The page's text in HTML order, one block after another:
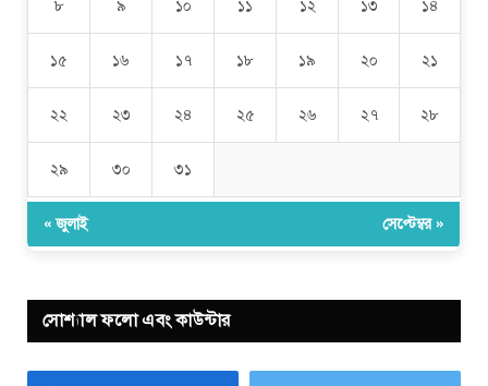
৮ ৯ ১০ ১১ ১২ ১৩ ১৪
১৫ ১৬ ১৭ ১৮ ১৯ ২০ ২১
২২ ২৩ ২৪ ২৫ ২৬ ২৭ ২৮
২৯ ৩০ ৩১
« জুলাই সেপ্টেম্বর »
সোশ্যাল ফলো এবং কাউন্টার